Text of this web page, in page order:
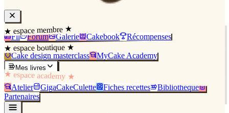
★ espace membre ★
Fil Forum Galerie Cakebook Récompenses
★ espace boutique ★
Cake design masterclass MyCake Academy
Mes livres
★ espace academy ★
Atelier GigaCakeCulette Fiches recettes
Bibliothèque
Partenaires